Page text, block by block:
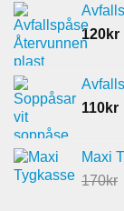
120kr
110kr
Maxi
170kr